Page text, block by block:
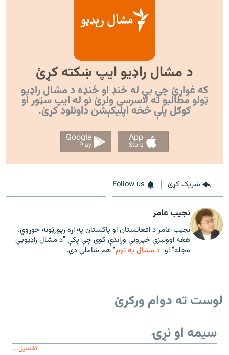
د مشال راډیو ایپ ښکته کړئ
که غواړئ چې بې له خنډ او ځنډه د مشال راډیو
ټولو مطالبو ته لاسرسی ولرئ نو له ایپ سټور او
ګوګل پلې څخه اپليکېشن ډاونلوډ کړئ.
App
Store
Google
Play
شریک کړئ Follow us
نجیب عامر
نجيب عامر د افغانستان او پاکستان په اړه رپورټونه جوړوي.
هغه اوونیزې خپرونې وړاندې کوي چې پکې "د مشال راډیويي
مجله" او "د مشال په نوم" هم شاملې دي.
لوست ته دوام ورکړئ
سیمه او نړۍ
تفصیل...